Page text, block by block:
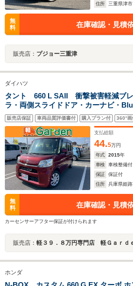
住所
三重県津市
無
料
在庫確認・見積
販売店： プジョー三重津
ダイハツ
タント 660 L SAII 衝撃被害軽減ブレ
ラ・両側スライドドア・カーナビ・
TV・CD/DVD再生・禁煙車・アイドリ
ンチシート・ルームクリーニング!
販売店保証 車両品質評価書付 購入プラン付 360°画
支払総額
44.5万円
年式
2015年
車検
車検整備付
保証
保証付
住所
兵庫県姫
無
料
在庫確認・見積
カーセンサーアフター保証が付けられます
販売店： 軽３９．８万円専門店 軽Ｇａｒｄ
ホンダ